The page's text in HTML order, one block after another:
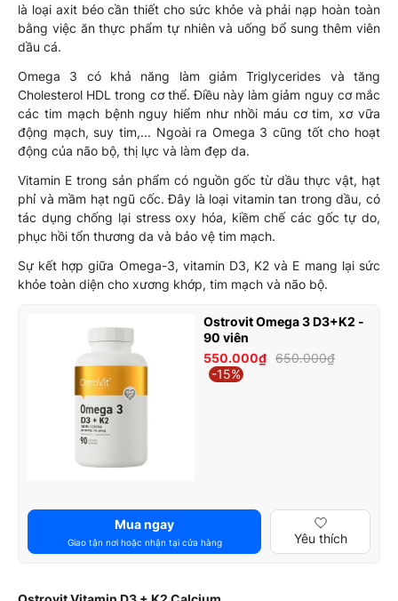
là loại axit béo cần thiết cho sức khỏe và phải nạp hoàn toàn
bằng việc ăn thực phẩm tự nhiên và uống bổ sung thêm viên
dầu cá.
Omega 3 có khả năng làm giảm Triglycerides và tăng
Cholesterol HDL trong cơ thể. Điều này làm giảm nguy cơ mắc
các tim mạch bệnh nguy hiểm như nhồi máu cơ tim, xơ vữa
động mạch, suy tim,... Ngoài ra Omega 3 cũng tốt cho hoạt
động của não bộ, thị lực và làm đẹp da.
Vitamin E trong sản phẩm có nguồn gốc từ dầu thực vật, hạt
phỉ và mầm hạt ngũ cốc. Đây là loại vitamin tan trong dầu, có
tác dụng chống lại stress oxy hóa, kiềm chế các gốc tự do,
phục hồi tổn thương da và bảo vệ tim mạch.
Sự kết hợp giữa Omega-3, vitamin D3, K2 và E mang lại sức
khỏe toàn diện cho xương khớp, tim mạch và não bộ.
Ostrovit Omega 3 D3+K2 -
90 viên
550.000₫ 650.000₫
-15%
Mua ngay
Giao tận nơi hoặc nhận tại cửa hàng Yêu thích